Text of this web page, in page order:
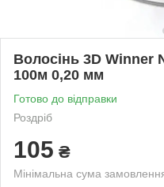
Волосінь 3D Winner
100м 0,20 мм
Готово до відправки
Роздріб
105 ₴
Мінімальна сума